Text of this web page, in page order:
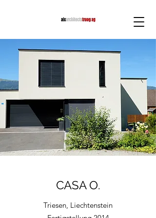
CASA O.
Triesen, Liechtenstein